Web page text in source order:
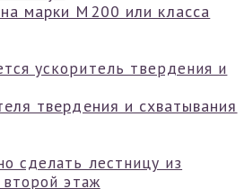
марки М200 или класса
твердения и схватывания